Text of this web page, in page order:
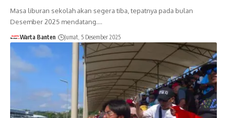
Masa liburan sekolah akan segera tiba, tepatnya pada bulan
Desember 2025 mendatang.…
Warta Banten Jumat, 5 Desember 2025